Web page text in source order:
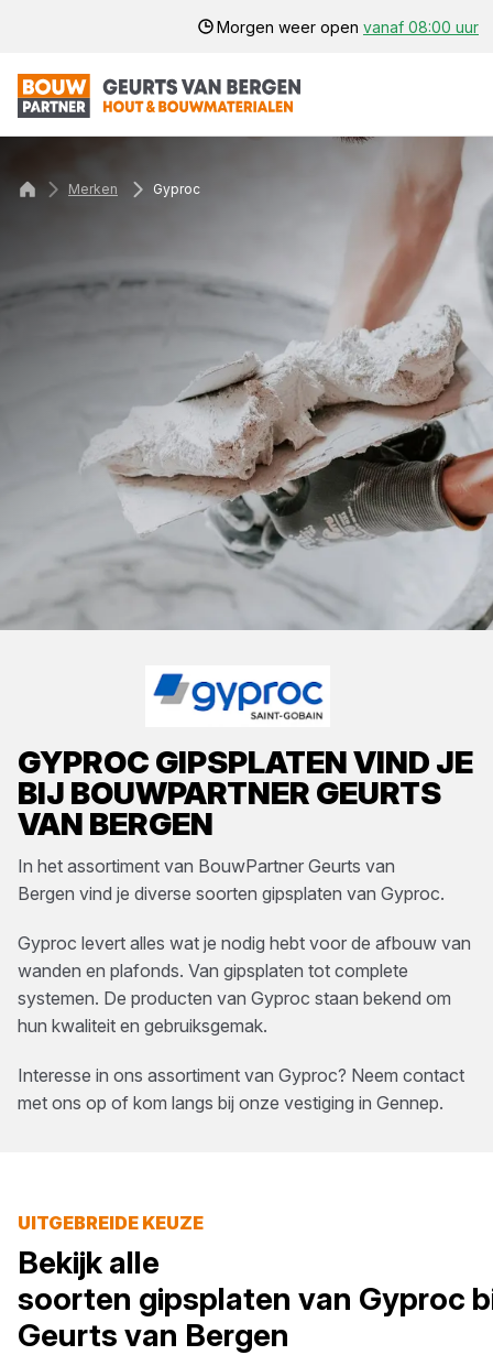
Morgen weer open vanaf 08:00 uur
GYPROC GIPSPLATENVIND JE
BIJ BOUWPARTNER GEURTS
VAN BERGEN
In het assortiment van BouwPartner Geurts van
Bergen vind je diverse soorten gipsplaten van Gyproc.
Gyproc levert alles wat je nodig hebt voor de afbouw van
wanden en plafonds. Van gipsplaten tot complete
systemen. De producten van Gyproc staan bekend om
hun kwaliteit en gebruiksgemak.
Interesse in ons assortiment van Gyproc? Neem contact
met ons op of kom langs bij onze vestiging in Gennep.
Merken Gyproc
UITGEBREIDE KEUZE
Bekijk alle
soorten gipsplaten van Gyproc
Geurts van Bergen